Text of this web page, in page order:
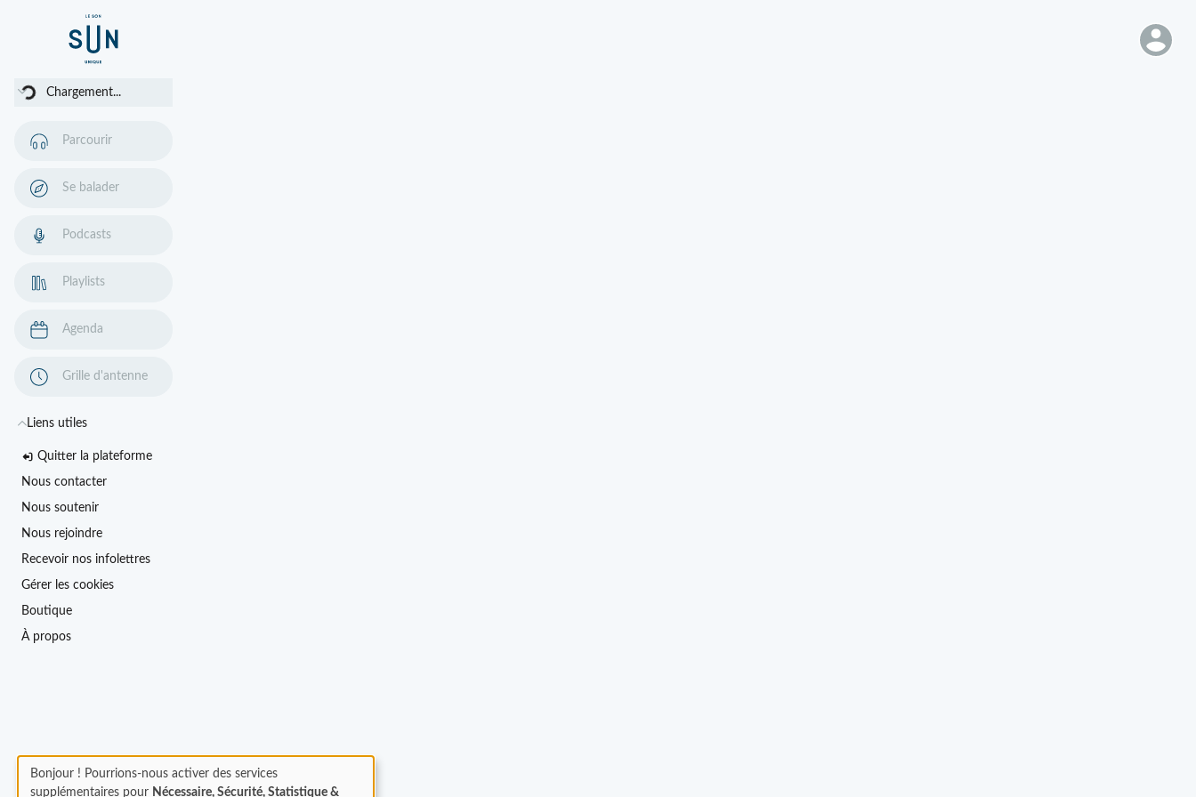
Chargement...
Parcourir
Se balader
Podcasts
Playlists
Agenda
Grille d'antenne
Liens utiles
Quitter la plateforme
Nous contacter
Nous soutenir
Nous rejoindre
Recevoir nos infolettres
Gérer les cookies
Boutique
À propos
Bonjour ! Pourrions-nous activer des services
supplémentaires pour Nécessaire, Sécurité, Statistique &